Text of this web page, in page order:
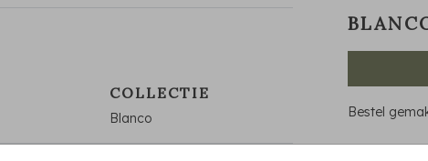
COLLECTIE
Blanco Bestel